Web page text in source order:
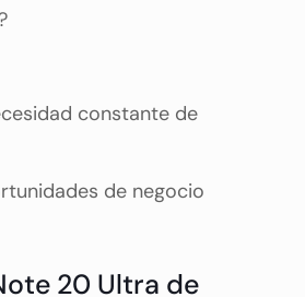
constante de
de negocio
20 Ultra de